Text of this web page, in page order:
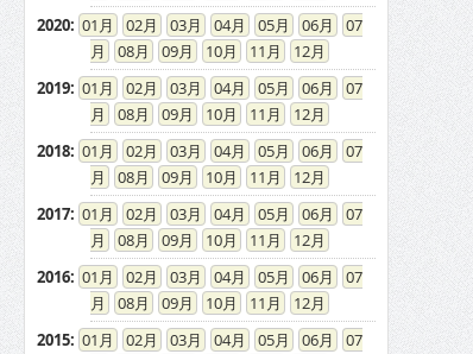
2020: 01 02 03 04 05 06
07
08
09 10 11
12
2019: 01 02 03 04 05 06
07
08
09 10 11
12
2018: 01 02 03 04 05 06
07
08
09 10 11
12
2017: 01 02 03 04 05 06
07
08
09 10 11
12
2016: 01 02 03 04 05 06
07
08
09 10 11
12
2015: 01 02 03 04 05 06
07